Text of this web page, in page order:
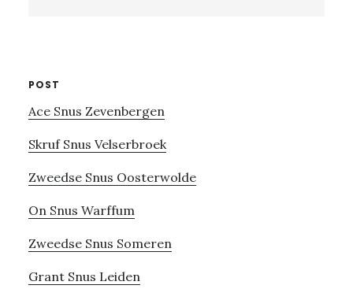
POST
Ace Snus Zevenbergen
Skruf Snus Velserbroek
Zweedse Snus Oosterwolde
On Snus Warffum
Zweedse Snus Someren
Grant Snus Leiden